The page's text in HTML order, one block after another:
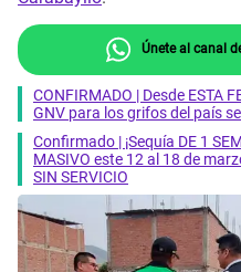
Únete al canal
CONFIRMADO | Desde ESTA
GNV para los grifos del país
Confirmado | ¡Sequía DE 1
MASIVO este 12 al 18 de
SIN SERVICIO